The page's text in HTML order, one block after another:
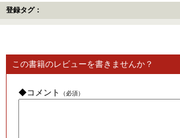
登録タグ：
この書籍のレビューを書きませんか？
◆コメント （必須）